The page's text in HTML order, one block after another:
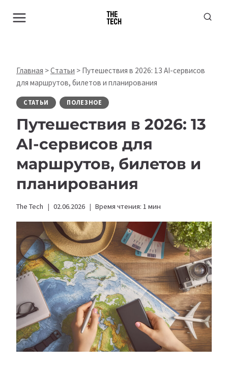
Главная >Статьи > Путешествия в 2026: 13 AI-сервисов
для маршрутов, билетов и планирования
СТАТЬИ ПОЛЕЗНОЕ
Путешествия в 2026: 13
AI-сервисов для
маршрутов, билетов и
планирования
The Tech 02.06.2026 Время чтения: 1 мин